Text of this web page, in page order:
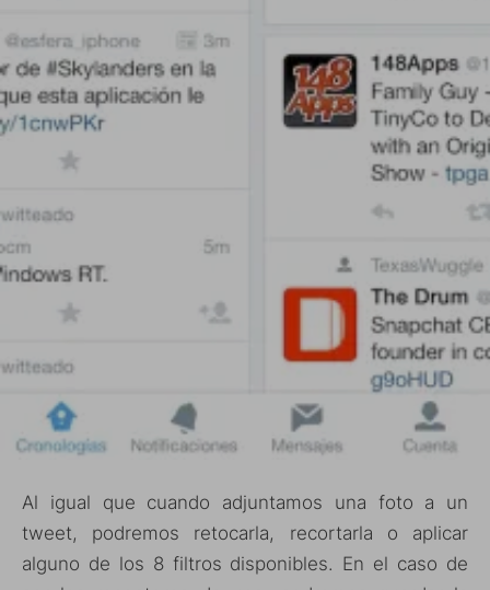
Al igual que cuando adjuntamos una foto a un
tweet, podremos retocarla, recortarla o aplicar
alguno de los 8 filtros disponibles. En el caso de